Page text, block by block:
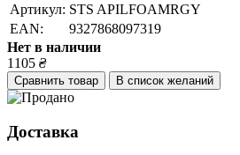
Артикул: STS APILFOAMRGY
EAN:
9327868097319
Нет в наличии
1105 ₴
Сравнить товар В список желаний
Доставка